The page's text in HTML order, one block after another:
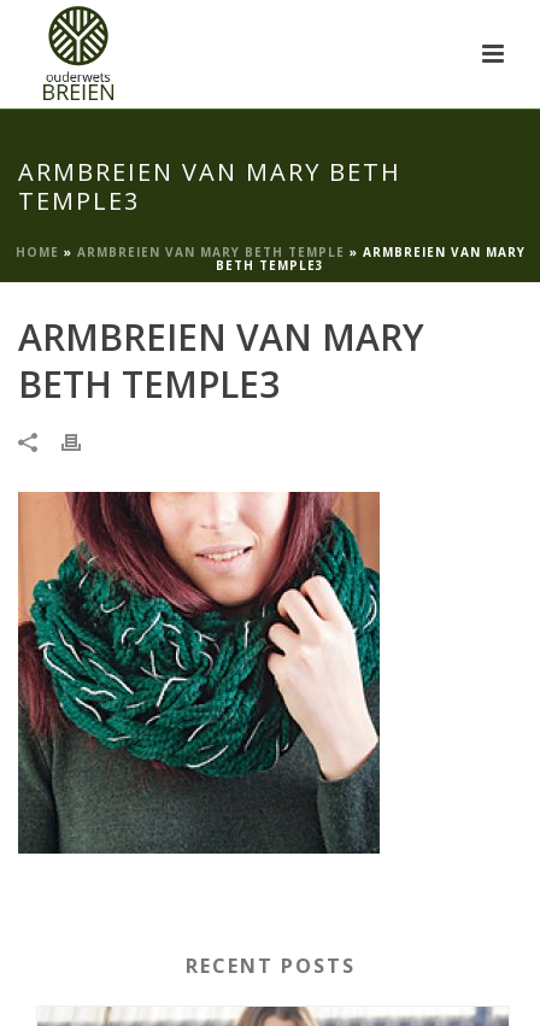
ARMBREIEN VAN MARY BETH
TEMPLE3
HOME » ARMBREIEN VAN MARY BETH TEMPLE » ARMBREIEN VAN MARY
BETH TEMPLE3
ARMBREIEN VAN MARY
BETH TEMPLE3
RECENT POSTS